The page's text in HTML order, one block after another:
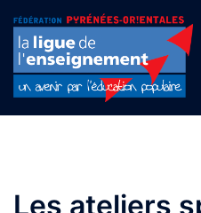
contenu
Les ateliers